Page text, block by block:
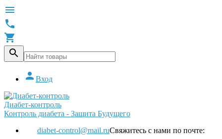




 Вход
Диабет-контроль
Контроль диабета - Защита Будущего
diabet-control@mail.ruСвяжитесь с нами по почте: